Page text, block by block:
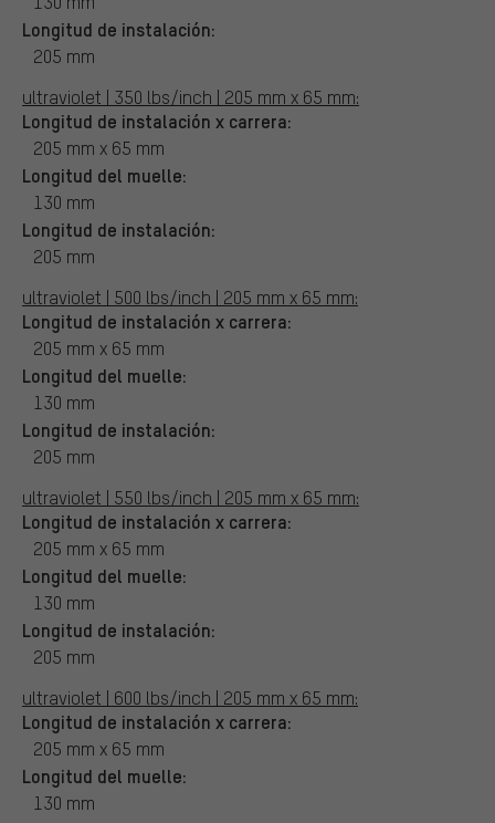
Longitud de instalación:
205 mm
ultraviolet | 350 lbs/inch | 205 mm x 65 mm:
Longitud de instalación x carrera:
205 mm x 65 mm
Longitud del muelle:
130 mm
Longitud de instalación:
205 mm
ultraviolet | 500 lbs/inch | 205 mm x 65 mm:
Longitud de instalación x carrera:
205 mm x 65 mm
Longitud del muelle:
130 mm
Longitud de instalación:
205 mm
ultraviolet | 550 lbs/inch | 205 mm x 65 mm:
Longitud de instalación x carrera:
205 mm x 65 mm
Longitud del muelle:
130 mm
Longitud de instalación:
205 mm
ultraviolet | 600 lbs/inch | 205 mm x 65 mm:
Longitud de instalación x carrera:
205 mm x 65 mm
Longitud del muelle:
130 mm